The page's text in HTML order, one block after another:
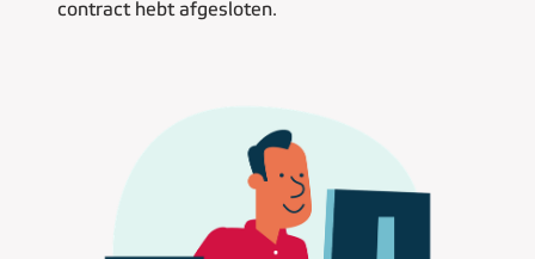
contract hebt afgesloten.